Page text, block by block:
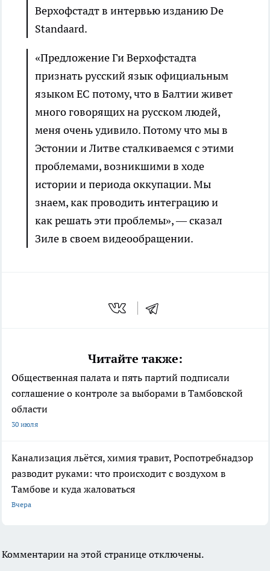
Верхофстадт в интервью изданию De
Standaard.
«Предложение Ги Верхофстадта
признать русский язык официальным
языком ЕС потому, что в Балтии живет
много говорящих на русском людей,
меня очень удивило. Потому что мы в
Эстонии и Литве сталкиваемся с этими
проблемами, возникшими в ходе
истории и периода оккупации. Мы
знаем, как проводить интеграцию и
как решать эти проблемы», — сказал
Зиле в своем видеообращении.
Читайте также:
Общественная палата и пять партий подписали
соглашение о контроле за выборами в Тамбовской
области
30 июля
Канализация льётся, химия травит, Роспотребнадзор
разводит руками: что происходит с воздухом в
Тамбове и куда жаловаться
Вчера
Комментарии на этой странице отключены.